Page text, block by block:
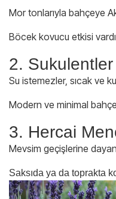
Mor tonlarıyla bahçeye
Böcek kovucu etkisi
2.
Su istemezler, sıcak ve
Modern ve minimal
3. Hercai
Mevsim geçişlerine
Saksıda ya da toprakta